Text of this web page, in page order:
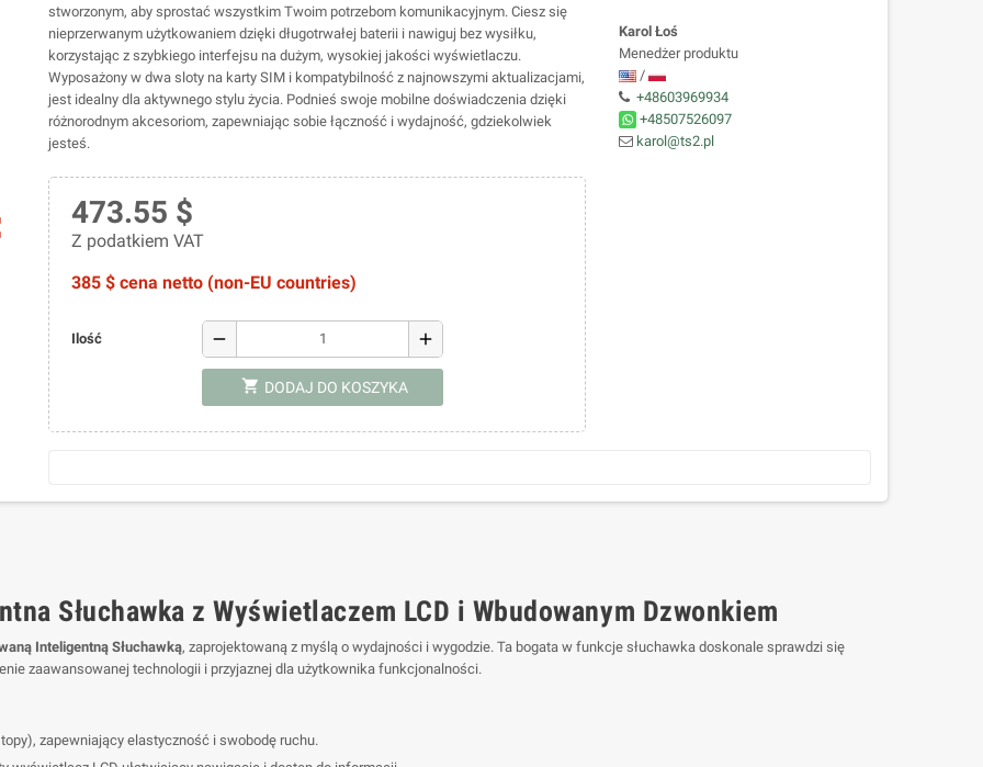
stworzonym, aby sprostać wszystkim Twoim potrzebom komunikacyjnym. Ciesz się
nieprzerwanym użytkowaniem dzięki długotrwałej baterii i nawiguj bez wysiłku,
korzystając z szybkiego interfejsu na dużym, wysokiej jakości wyświetlaczu.
Wyposażony w dwa sloty na karty SIM i kompatybilność z najnowszymi aktualizacjami,
jest idealny dla aktywnego stylu życia. Podnieś swoje mobilne doświadczenia dzięki
różnorodnym akcesoriom, zapewniając sobie łączność i wydajność, gdziekolwiek
jesteś.
473.55 $
Z podatkiem VAT
385 $ cena netto (non-EU countries)
Ilość remove add
shopping_cart DODAJ DO KOSZYKA
Karol Łoś
Menedżer produktu
/
+48603969934
+48507526097
karol@ts2.pl
Słuchawka z Wyświetlaczem LCD i Wbudowanym Dzwonkiem
Inteligentną Słuchawką, zaprojektowaną z myślą o wydajności i wygodzie. Ta bogata w funkcje słuchawka doskonale sprawdzi się
zaawansowanej technologii i przyjaznej dla użytkownika funkcjonalności.
zapewniający elastyczność i swobodę ruchu.